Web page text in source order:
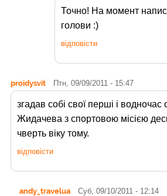
Точно! На момент
голови :)
відповісти
proidysvit Птн, 09/09/2011 - 15:47
згадав собі свої перші і водночас
Жидачева з спортовою місією
чверть віку тому.
відповісти
andy_travelua Суб, 09/10/2011 - 12:14